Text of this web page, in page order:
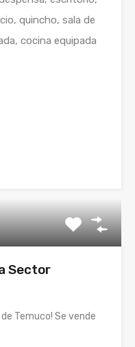
quincho, sala de
cocina equipada
Sector
Temuco! Se vende